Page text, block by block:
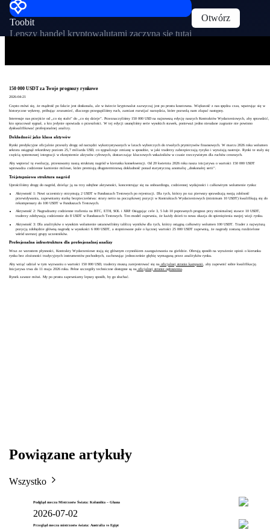
Toobit
Lepszy handel kryptowalutami zaczyna się tutaj
Otwórz
150 000 USDT za Twoje prognozy rynkowe
2026-04-21
Często mówi się, że mądrość po fakcie jest doskonała, ale w świecie kryptowalut zazwyczaj jest po prostu kosztowna. Większość z nas spędza czas, wpatrując się w
historyczne wykresy, próbując zrozumieć, dlaczego przegapiliśmy ruch, zamiast rozwijać narzędzia, które pozwolą nam złapać następny.
Interesuje nas przejście od „co się stało” do „co się dzieje”. Przeznaczyliśmy 150 000 USD na najnowszą edycję naszych Kontraktów Wydarzeniowych, aby sprawdzić,
kto opracował sygnał, a kto jedynie opowiada o przeszłości. W tej edycji usunęliśmy serie wysokich stawek, ponieważ jedno nieudane zagranie nie powinno
dyskwalifikować profesjonalnej analizy.
Dokładność jako klasa aktywów
Rynki predykcyjne oficjalnie przeszły drogę od narzędzi wykorzystywanych w latach wyborczych do trwałych prymitywów finansowych. W marcu 2026 roku wolumen
sektora osiągnął rekordowy poziom 25,7 miliarda USD, co sygnalizuje zmianę w sposobie, w jaki traderzy zabezpieczają ryzyko i wyrażają nastroje. Rynki te stały się
częścią systemowej integracji w ekosystemie aktywów cyfrowych, dostarczając kluczowych wskaźników w czasie rzeczywistym dla ruchów cenowych.
Aby wspierać tę ewolucję, przesuwamy naszą strukturę nagród w kierunku konsekwencji. Od 20 kwietnia 2026 roku nasza inicjatywa o wartości 150 000 USDT
wprowadza codzienne kamienie milowe, które premiują długoterminową dokładność ponad statystyczną anomalię „doskonałej serii”.
Trójstopniowa struktura nagród
Uprościliśmy drogę do nagród, dzieląc ją na trzy odrębne aktywności, koncentrując się na onboardingu, codziennej wydajności i całkowitym wolumenie rynku:
Aktywność 1: Nowi uczestnicy otrzymują 2 USDT w Funduszach Testowych po rejestracji. Dla tych, którzy po raz pierwszy sprawdzają swoją zdolność
przewidywania, zapewniamy siatkę bezpieczeństwa: straty netto na początkowej pozycji w Kontraktach Wydarzeniowych (minimum 10 USDT) kwalifikują się do
rekompensaty do 100 USDT w Funduszach Testowych.
Aktywność 2: Nagradzamy codzienne trafienia na BTC, ETH, SOL i XRP. Osiągając cele 3, 5 lub 10 poprawnych prognoz przy minimalnej stawce 10 USDT,
traderzy zdobywają codziennie do 8 USDT w Funduszach Testowych. Ten model zapewnia, że każdy dzień to nowa okazja do spieniężenia swojej wizji rynku.
Aktywność 3: Dla analityków o wysokim wolumenie ustanowiliśmy tablicę wyników dla tych, którzy osiągną całkowity wolumen 100 USDT. Trader z najwyższą
pozycją zdobędzie główną nagrodę w wysokości 6 000 USDT, a stopniowane pule o łącznej wartości 25 000 USDT zapewnią, że nagrody zostaną rozdzielone
wśród szerszej grupy uczestników.
Profesjonalna infrastruktura dla profesjonalnej analizy
Wraz ze wzrostem płynności, Kontrakty Wydarzeniowe stają się głównym czynnikiem zaangażowania na giełdzie. Oferują sposób na wyrażenie opinii o kierunku
rynku bez złożoności tradycyjnych instrumentów pochodnych, zachowując jednocześnie głębię wymaganą przez analityków rynku.
Aby wziąć udział w tym wyzwaniu o wartości 150 000 USD, traderzy muszą zarejestrować się na oficjalnej stronie kampanii
, aby zapewnić sobie kwalifikację.
Inicjatywa trwa do 11 maja 2026 roku. Pełne szczegóły techniczne dostępne są na oficjalnej stronie ogłoszenia.
Rynek zawsze mówi. My po prostu zapewniamy lepszy sposób, by go słuchać.
Powiązane artykuły
Wszystko
Podgląd meczu Mistrzostw Świata: Kolumbia – Ghana
2026-07-02
Przegląd meczu mistrzostw świata: Australia vs Egipt